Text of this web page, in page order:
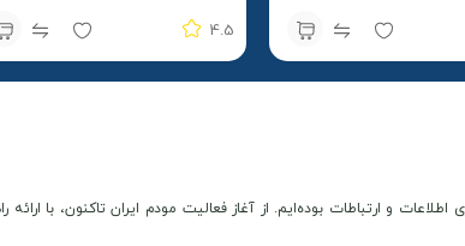
4.5
و ارتباطات بوده‌ایم. از آغاز فعالیت مودم ایران تاکنون، با